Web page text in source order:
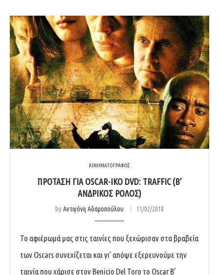
ΚΙΝΗΜΑΤΟΓΡΑΦΟΣ
ΠΡΌΤΑΣΗ ΓΙΑ OSCAR-ΙΚΌ DVD: TRAFFIC (Β’
ΑΝΔΡΙΚΌΣ ΡΌΛΟΣ)
byΑντιγόνη Αδαμοπούλου 11/02/2018
Το αφιέρωμά μας στις ταινίες που ξεχώρισαν στα βραβεία
των Oscars συνεχίζεται και γι’ απόψε εξερευνούμε την
ταινία που χάρισε στον Benicio Del Toro το Oscar Β’